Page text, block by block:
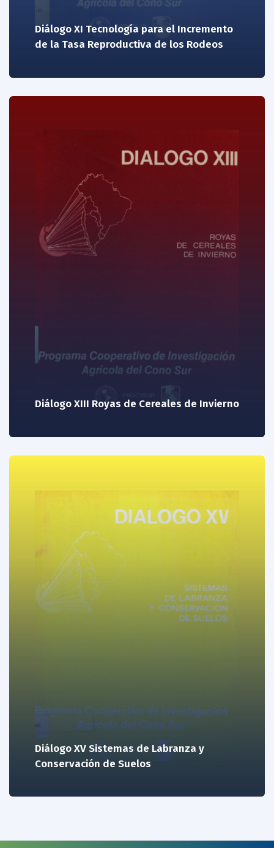
Diálogo XI Tecnología para el Incremento
de la Tasa Reproductiva de los Rodeos
Diálogo XIII Royas de Cereales de Invierno
Diálogo XV Sistemas de Labranza y
Conservación de Suelos